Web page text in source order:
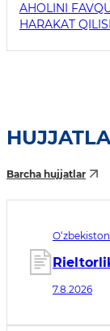
AHOLINI
HARAKAT
Barcha hujjatlar
7.8.2026